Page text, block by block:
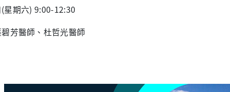
星期六) 9:00-12:30
芳醫師、杜哲光醫師